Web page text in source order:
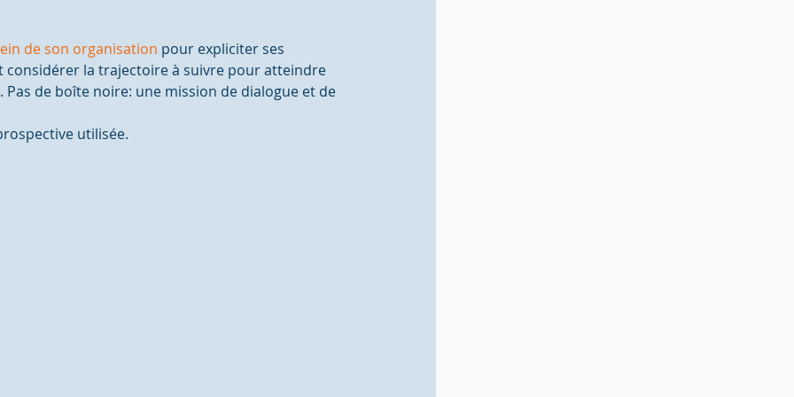
de son organisation pour expliciter ses
la trajectoire à suivre pour atteindre
de boîte noire: une mission de dialogue et de
utilisée.